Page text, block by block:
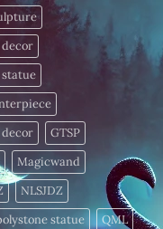
decor
GTSP
Magicwand
NLSJDZ
statue
QML